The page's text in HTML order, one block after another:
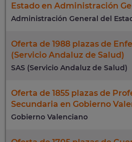
Estado en Administración
Administración General del
Oferta de 1988 plazas de
(Servicio Andaluz de Salud)
SAS (Servicio Andaluz de Salud)
Oferta de 1855 plazas de
Secundaria en Gobierno
Gobierno Valenciano